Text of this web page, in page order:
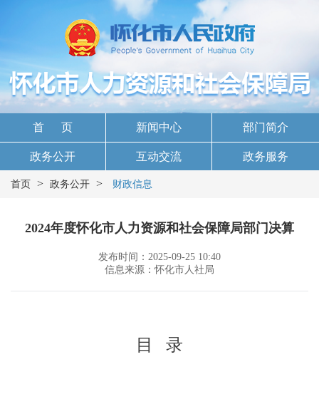
首 页 新闻中心 部门简介
政务公开 互动交流 政务服务
首页 > 政务公开 > 财政信息
2024年度怀化市人力资源和社会保障局部门决算
发布时间：2025-09-25 10:40
信息来源：怀化市人社局
目 录